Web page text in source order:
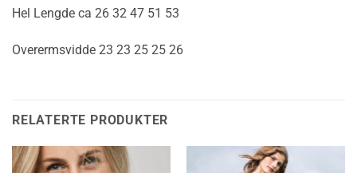
Hel Lengde ca 26 32 47 51 53
Overermsvidde 23 23 25 25 26
RELATERTE PRODUKTER